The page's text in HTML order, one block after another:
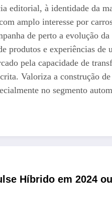
editorial, à identidade da
amplo interesse por
de perto a evolução
produtos e experiências de
pela capacidade de
Valoriza a construção
no segmento
Híbrido em 2024